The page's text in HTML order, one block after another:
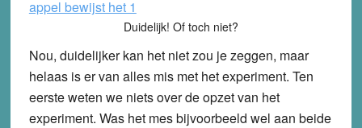
Duidelijk! Of toch niet?
Nou, duidelijker kan het niet zou je zeggen, maar
helaas is er van alles mis met het experiment. Ten
eerste weten we niets over de opzet van het
experiment. Was het mes bijvoorbeeld wel aan beide